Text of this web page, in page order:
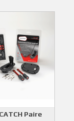
Paire